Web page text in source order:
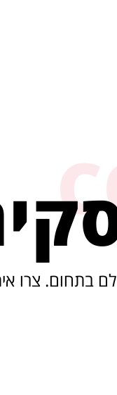
בתחום. צרו